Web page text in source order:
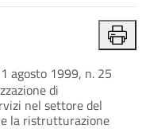
agosto 1999, n. 25
di
nel settore del
la ristrutturazione